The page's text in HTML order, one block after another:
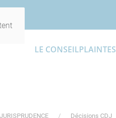
LE CONSEILPLAINTES
JURISPRUDENCE Décisions CDJ